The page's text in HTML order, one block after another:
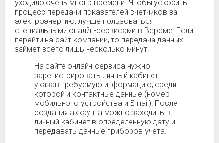
уходило очень много времени. Чтобы ускорить
процесс передачи показателей счетчиков за
электроэнергию, лучше пользоваться
специальными оналйн-сервисами в Ворсме. Если
перейти на сайт компании, то передача данных
займет всего лишь несколько минут.
На сайте онлайн-сервиса нужно
зарегистрировать личный кабинет,
указав требуемую информацию, среди
которой и контактные данные (номер
мобильного устройства и Email). После
создания аккаунта можно заходить в
личный кабинет в определенную дату и
передавать данные приборов учета.